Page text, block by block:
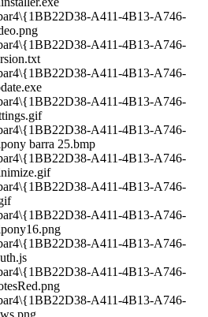
A411-4B13-A746-
A411-4B13-A746-
A411-4B13-A746-
A411-4B13-A746-
A411-4B13-A746-
barra 25.bmp
A411-4B13-A746-
A411-4B13-A746-
A411-4B13-A746-
A411-4B13-A746-
A411-4B13-A746-
A411-4B13-A746-